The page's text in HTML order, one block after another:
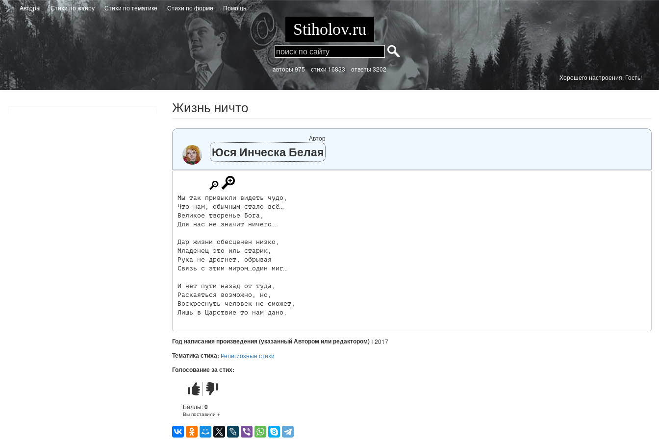
Перейти
к
основному
содержанию
Авторы Стихи по жанру Стихи по тематике Стихи по форме Помощь
Stiholov.ru
aвторы 975 стихи16833 ответы 3202
Хорошего настроения, Гость!
Жизнь ничто
Автор
Юся Инческа Белая
Мы так привыкли видеть чудо,
Что нам, обычным стало всё…
Великое творенье Бога,
Для нас не значит ничего…
Дар жизни обесценен низко,
Младенец это иль старик,
Рука не дрогнет, обрывая
Связь с этим миром…один миг…
И нет пути назад от туда,
Раскаяться возможно, но,
Воскреснуть человек не сможет,
Год написания произведения (указанный Автором или редактором) : 2017
Тематика стиха: Религиозные стихи
Голосование за стих:
Стих
понравился
Стих
не
понравился
Баллы:0
Вы поставили +